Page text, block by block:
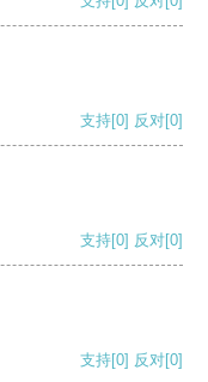
支持[0] 反对[0]
支持[0] 反对[0]
支持[0] 反对[0]